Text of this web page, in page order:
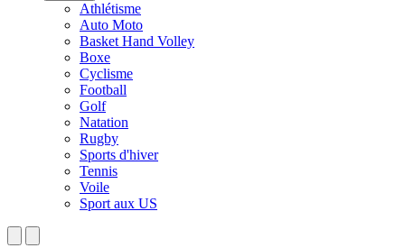
Athlétisme
Auto Moto
Basket Hand Volley
Boxe
Cyclisme
Football
Golf
Natation
Rugby
Sports d'hiver
Tennis
Voile
Sport aux US